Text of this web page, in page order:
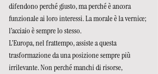
difendono perché giusto, ma perché è ancora
funzionale ai loro interessi. La morale è la vernice;
l’acciaio è sempre lo stesso.
L’Europa, nel frattempo, assiste a questa
trasformazione da una posizione sempre più
irrilevante. Non perché manchi di risorse,